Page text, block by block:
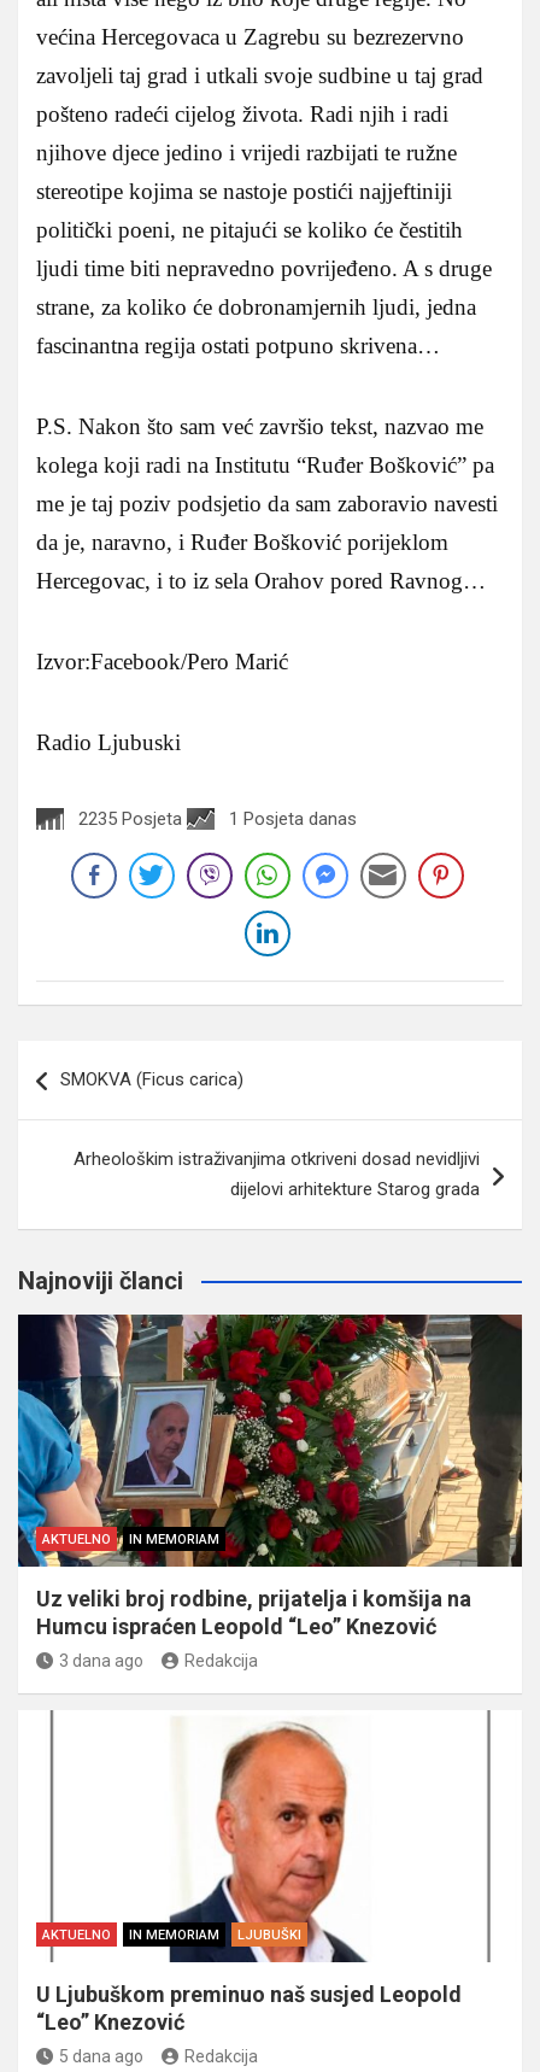
većina Hercegovaca u Zagrebu su bezrezervno
zavoljeli taj grad i utkali svoje sudbine u taj grad
pošteno radeći cijelog života. Radi njih i radi
njihove djece jedino i vrijedi razbijati te ružne
stereotipe kojima se nastoje postići najjeftiniji
politički poeni, ne pitajući se koliko će čestitih
ljudi time biti nepravedno povrijeđeno. A s druge
strane, za koliko će dobronamjernih ljudi, jedna
fascinantna regija ostati potpuno skrivena…
P.S. Nakon što sam već završio tekst, nazvao me
kolega koji radi na Institutu “Ruđer Bošković” pa
me je taj poziv podsjetio da sam zaboravio navesti
da je, naravno, i Ruđer Bošković porijeklom
Hercegovac, i to iz sela Orahov pored Ravnog…
Izvor:Facebook/Pero Marić
Radio Ljubuski
2235 Posjeta 1 Posjeta danas
članaka
SMOKVA (Ficus carica)
Arheološkim istraživanjima otkriveni dosad nevidljivi
dijelovi arhitekture Starog grada
Najnoviji članci
AKTUELNO IN MEMORIAM
Uz veliki broj rodbine, prijatelja i komšija na
Humcu ispraćen Leopold “Leo” Knezović
3 dana ago Redakcija
AKTUELNO IN MEMORIAM LJUBUŠKI
U Ljubuškom preminuo naš susjed Leopold
“Leo” Knezović
5 dana ago Redakcija